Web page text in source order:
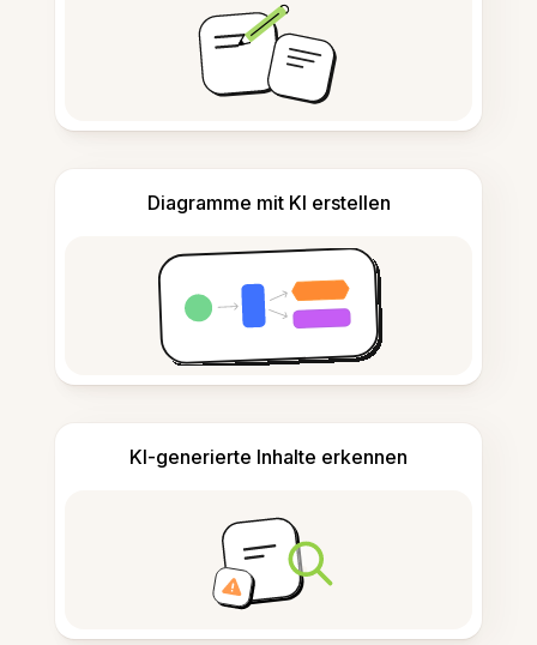
Diagramme mit KI erstellen
KI-generierte Inhalte erkennen